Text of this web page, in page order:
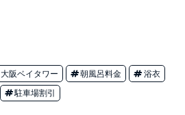
大阪ベイタワー 朝風呂料金 浴衣
駐車場割引